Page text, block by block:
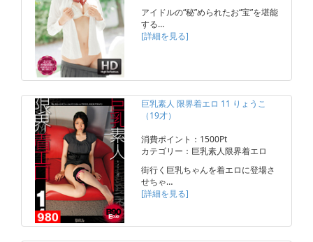
アイドルの“秘”められたお“宝”を堪能
する…
[詳細を見る]
巨乳素人 限界着エロ 11 りょうこ
（19才）
消費ポイント：1500Pt
カテゴリー：巨乳素人限界着エロ
街行く巨乳ちゃんを着エロに登場さ
せちゃ…
[詳細を見る]